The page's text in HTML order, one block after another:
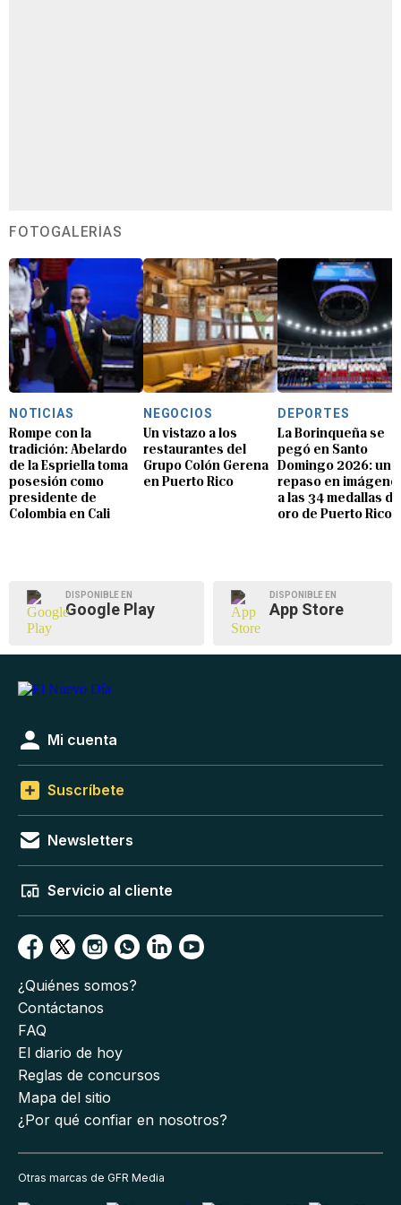
FOTOGALERÍAS
NOTICIAS
Rompe con la
tradición: Abelardo
de la Espriella toma
posesión como
presidente de
Colombia en Cali
NEGOCIOS
Un vistazo a los
restaurantes del
Grupo Colón Gerena
en Puerto Rico
DEPORTES
La Borinqueña se
pegó en Santo
Domingo 2026: un
repaso en
a las 34 medallas de
oro de Puerto Rico
DISPONIBLE EN
Google Play
DISPONIBLE EN
App Store
Mi cuenta
Suscríbete
Newsletters
Servicio al cliente
¿Quiénes somos?
Contáctanos
FAQ
El diario de hoy
Reglas de concursos
Mapa del sitio
¿Por qué confiar en nosotros?
Otras marcas de GFR Media